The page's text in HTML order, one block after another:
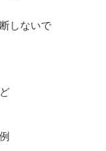
しないで